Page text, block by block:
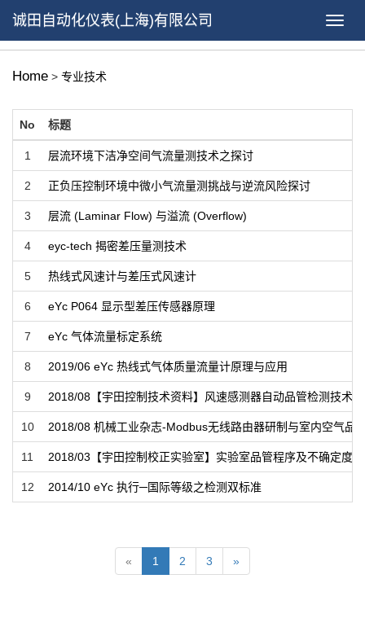
诚田自动化仪表(上海)有限公司
Home > 专业技术
No 标题
1 层流环境下洁净空间气流量测技术之探讨
2 正负压控制环境中微小气流量测挑战与逆流风险探讨
3 层流 (Laminar Flow) 与溢流 (Overflow)
4 eyc-tech 揭密差压量测技术
5 热线式风速计与差压式风速计
6 eYc P064 显示型差压传感器原理
7 eYc 气体流量标定系统
8 2019/06 eYc 热线式气体质量流量计原理与应用
9 2018/08【宇田控制技术资料】风速感测器自动品管检测技术
10 2018/08 机械工业杂志-Modbus无线路由器研制与室内空气品
11 2018/03【宇田控制校正实验室】实验室品管程序及不确定度
12 2014/10 eYc 执行─国际等级之检测双标准
« 1 2 3 »